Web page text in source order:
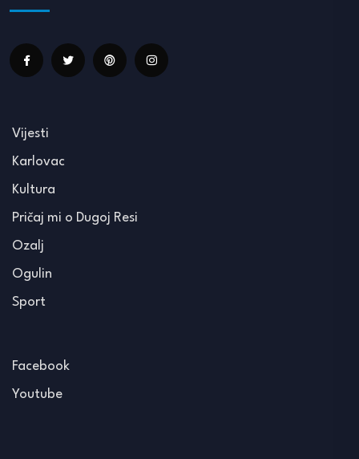
Vijesti
Karlovac
Kultura
Pričaj mi o Dugoj Resi
Ozalj
Ogulin
Sport
Facebook
Youtube